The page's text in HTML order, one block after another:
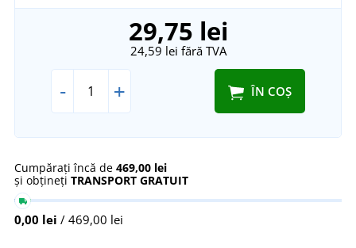
29,75 lei
24,59 lei fără TVA
- + ÎN COȘ
Cumpărați încă de 469,00 lei
și obțineți TRANSPORT GRATUIT
0,00 lei / 469,00 lei